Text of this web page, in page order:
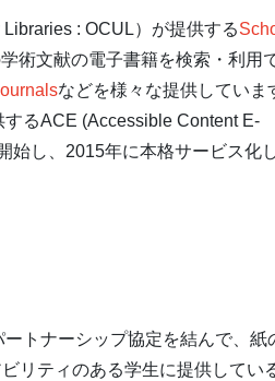
: OCUL）が提供する
術文献の電子書籍を検索・利用
などを様々な提供していま
るACE (Accessible Content E-
始し、2015年に本格サービス化
トナーシップ協定を結んで、紙
リティのある学生に提供してい